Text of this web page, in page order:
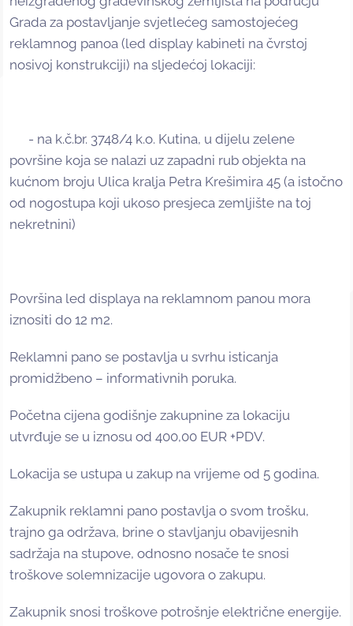
Grada za postavljanje svjetlećeg samostojećeg
reklamnog panoa (led display kabineti na čvrstoj
nosivoj konstrukciji) na sljedećoj lokaciji:
- na k.č.br. 3748/4 k.o. Kutina, u dijelu zelene
površine koja se nalazi uz zapadni rub objekta na
kućnom broju Ulica kralja Petra Krešimira 45 (a istočno
od nogostupa koji ukoso presjeca zemljište na toj
nekretnini)
Površina led displaya na reklamnom panou mora
iznositi do 12 m2.
Reklamni pano se postavlja u svrhu isticanja
promidžbeno – informativnih poruka.
Početna cijena godišnje zakupnine za lokaciju
utvrđuje se u iznosu od 400,00 EUR +PDV.
Lokacija se ustupa u zakup na vrijeme od 5 godina.
Zakupnik reklamni pano postavlja o svom trošku,
trajno ga održava, brine o stavljanju obavijesnih
sadržaja na stupove, odnosno nosače te snosi
troškove solemnizacije ugovora o zakupu.
Zakupnik snosi troškove potrošnje električne energije.